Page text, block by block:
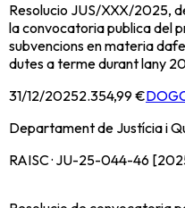
Resolucio JUS/XXX/2025,
la convocatoria publica del
subvencions en materia
dutes a terme durant lany
31/12/20252.354,99 €
Departament de Justícia i
RAISC · JU-25-044-46